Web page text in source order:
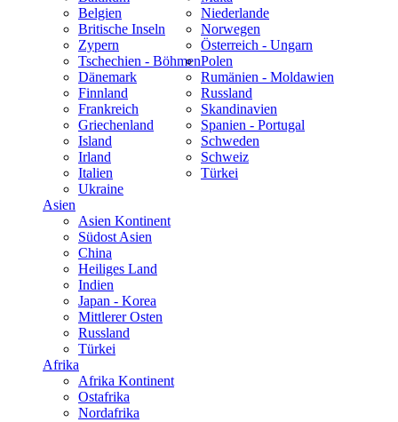
Belgien
Britische Inseln
Zypern
Tschechien - Böhmen
Dänemark
Finnland
Frankreich
Griechenland
Island
Irland
Italien
Niederlande
Norwegen
Österreich - Ungarn
Polen
Rumänien - Moldawien
Russland
Skandinavien
Spanien - Portugal
Schweden
Schweiz
Türkei
Ukraine
Asien
Asien Kontinent
Südost Asien
China
Heiliges Land
Indien
Japan - Korea
Mittlerer Osten
Russland
Türkei
Afrika
Afrika Kontinent
Ostafrika
Nordafrika